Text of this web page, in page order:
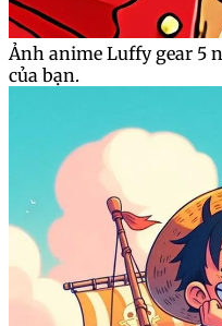
Ảnh anime Luffy gear 5
của bạn.